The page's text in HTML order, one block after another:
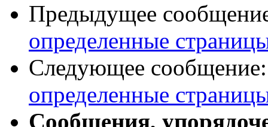
Предыдущее
определенные
Следующее
определенные
Сообщения,